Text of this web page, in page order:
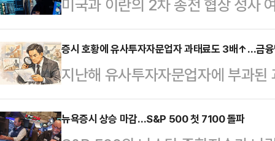
4만 9149.60에 마감했다. 대형주
(0.63%) 하락한 7064.02을 기록
144.08포인트(0.59%) 떨어진 2
종전 협상 참석 여부를 두고 미국
미국과 이란의 2차 종전 협상 성사
했다.CNN 방송에 따르면 뉴욕증
우존스지수는 20일(현지시간) 전
4만 9442.69에 마감했다. 대형주
(0.24%) 하락한 7109.16을 기록
64.09포인트(0.26%) 떨어진 2만
증시 호황에 유사투자자문업자 과태료도 3배↑…금
지난해 유사투자자문업자에 부과
것으로 나타났다.금융위원회와 금
자 영업실태 정기점검 결과 105개
뉴욕증시 상승 마감…S&P 500 첫 7100 돌파